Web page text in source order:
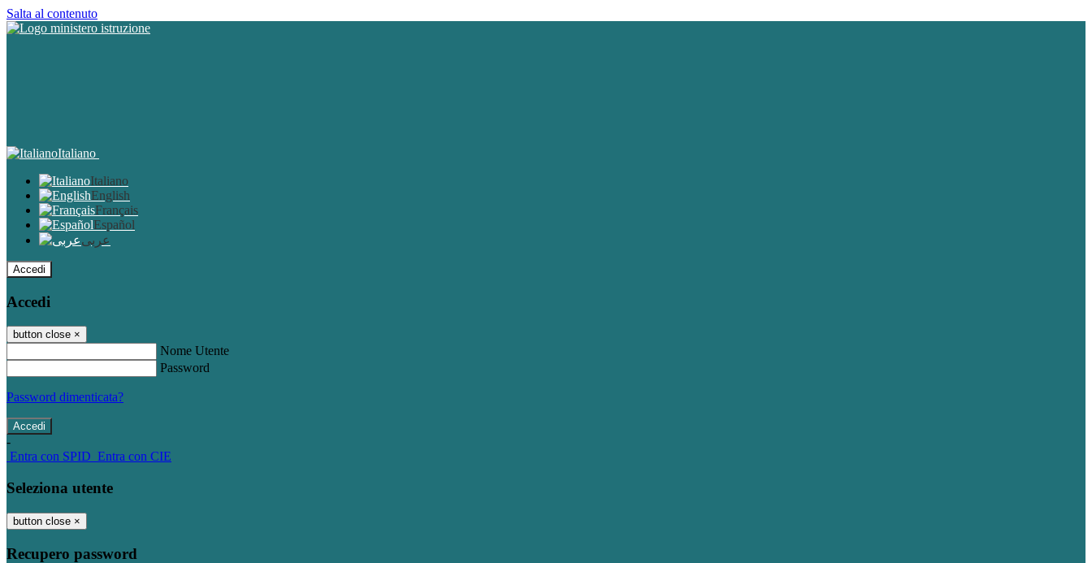
Salta al contenuto
Italiano
Italiano
English
Français
Español
عربى
Accedi
Accedi
button close ×
Nome Utente
Password
Password dimenticata?
-
Entra con SPID Entra con CIE
Seleziona utente
button close ×
Recupero password